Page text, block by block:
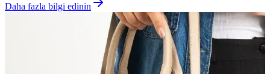
Daha fazla bilgi edinin